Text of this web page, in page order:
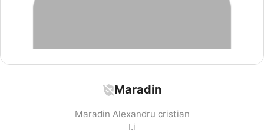
Maradin
Maradin Alexandru cristian
I.i